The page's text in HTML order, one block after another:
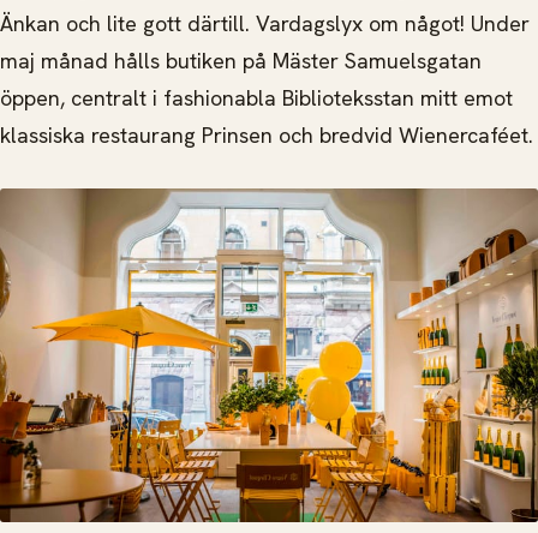
Änkan och lite gott därtill. Vardagslyx om något! Under
maj månad hålls butiken på Mäster Samuelsgatan
öppen, centralt i fashionabla Biblioteksstan mitt emot
klassiska restaurang Prinsen och bredvid Wienercaféet.